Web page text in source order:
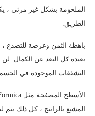
الملحومة بشكل غير مرئي
الطريق.
باهظة الثمن وعرضة للتصدع ،
بعيدة كل البعد عن الكمال.
التشققات الموجودة في
المشبع بالراتنج ، كل ذلك